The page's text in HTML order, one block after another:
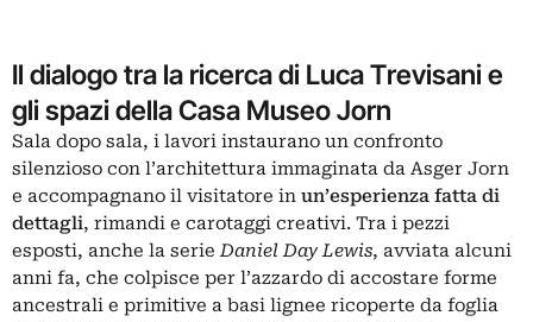
Il dialogo tra la ricerca di Luca Trevisani e
gli spazi della Casa Museo Jorn
Sala dopo sala, i lavori instaurano un confronto
silenzioso con l’architettura immaginata da Asger Jorn
e accompagnano il visitatore in un’esperienza fatta di
dettagli, rimandi e carotaggi creativi. Tra i pezzi
esposti, anche la serieDaniel Day Lewis, avviata alcuni
anni fa, che colpisce per l’azzardo di accostare forme
ancestrali e primitive a basi lignee ricoperte da foglia